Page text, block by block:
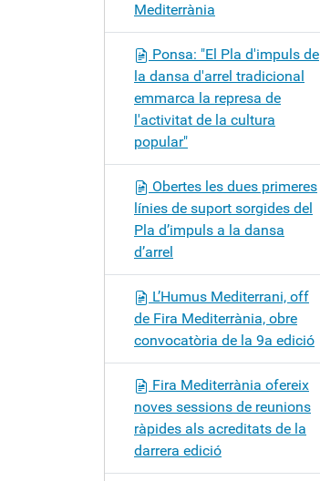
Mediterrània
Ponsa: "El Pla d'impuls de
la dansa d'arrel tradicional
emmarca la represa de
l'activitat de la cultura
popular"
Obertes les dues primeres
línies de suport sorgides del
Pla d’impuls a la dansa
d’arrel
L’Humus Mediterrani, off
de Fira Mediterrània, obre
convocatòria de la 9a edició
Fira Mediterrània ofereix
noves sessions de reunions
ràpides als acreditats de la
darrera edició